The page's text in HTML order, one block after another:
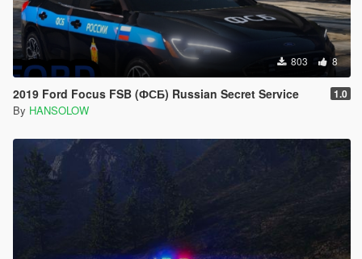
803 8
2019 Ford Focus FSB (ФСБ) Russian Secret Service 1.0
By HANSOLOW